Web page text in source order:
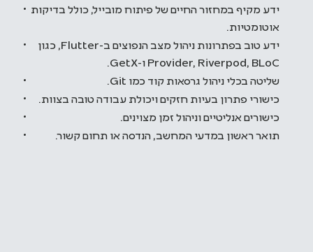
ידע מקיף במחזור החיים של פיתוח מובייל, כולל בדיקות
אוטומטיות.
ידע טוב בפתרונות ניהול מצב הנפוצים ב-Flutter, כגון
Provider, Riverpod, BLoC ו-GetX.
שליטה בכלי ניהול גרסאות קוד כמו Git.
כישורי פתרון בעיות חזקים ויכולת עבודה טובה בצוות.
כישורים אנליטיים וניהול זמן מצוינים.
תואר ראשון במדעי המחשב, הנדסה או תחום קשור.